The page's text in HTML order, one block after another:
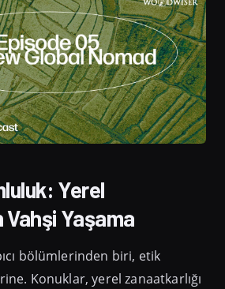
Yerel
Yaşama
bölümlerinden biri, etik
Konuklar, yerel zanaatkarlığı